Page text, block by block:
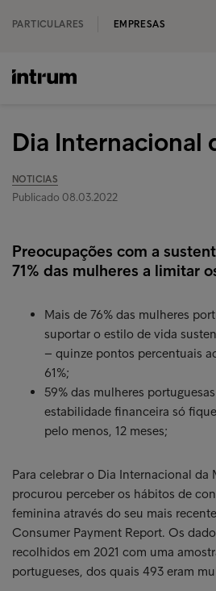
PARTICULARES EMPRESAS
Dia Internacional
NOTICIAS
Publicado 08.03.2022
Preocupações com a
71% das mulheres a limitar
Mais de 76% das mulheres
suportar o estilo de vida
– quinze pontos percentuais
61%;
59% das mulheres
estabilidade financeira só
pelo menos, 12 meses;
Para celebrar o Dia Internacional da
procurou perceber os hábitos de
feminina através do seu mais
Consumer Payment Report. Os
recolhidos em 2021 com uma
portugueses, dos quais 493 eram